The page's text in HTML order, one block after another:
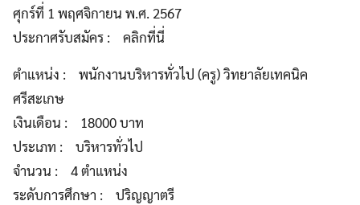
ศุกร์ที่ 1 พฤศจิกายน พ.ศ. 2567
ประกาศรับสมัคร : คลิกที่นี่
ตำแหน่ง : พนักงานบริหารทั่วไป (ครู) วิทยาลัยเทคนิค
ศรีสะเกษ
เงินเดือน : 18000 บาท
ประเภท : บริหารทั่วไป
จำนวน : 4 ตำแหน่ง
ระดับการศึกษา : ปริญญาตรี